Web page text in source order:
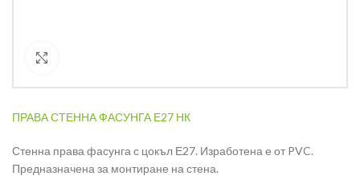
ПРАВА СТЕННА ФАСУНГА Е27 НК
Стенна права фасунга с цокъл Е27. Изработена е от PVC.
Предназначена за монтиране на стена.